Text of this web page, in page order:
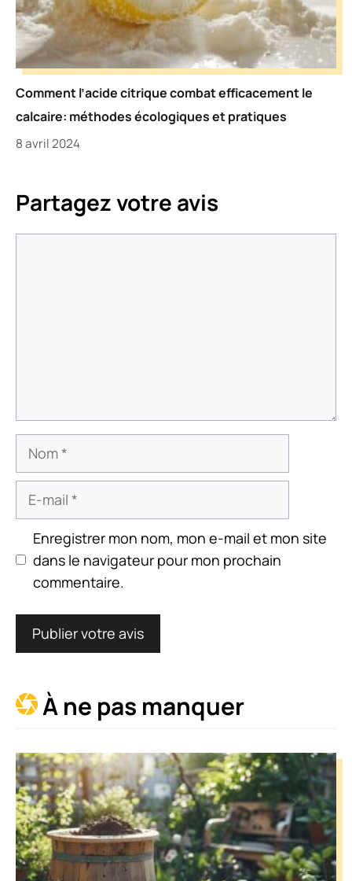
Comment l’acide citrique combat efficacement le
calcaire: méthodes écologiques et pratiques
8 avril 2024
Partagez votre avis
Nom
Enregistrer mon nom, mon e-mail et mon site
dans le navigateur pour mon prochain
commentaire.
À ne pas manquer